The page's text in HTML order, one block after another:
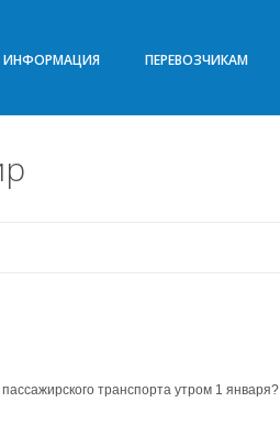
ИНФОРМАЦИЯ ПЕРЕВОЗЧИКАМ
транспорта утром 1 января?